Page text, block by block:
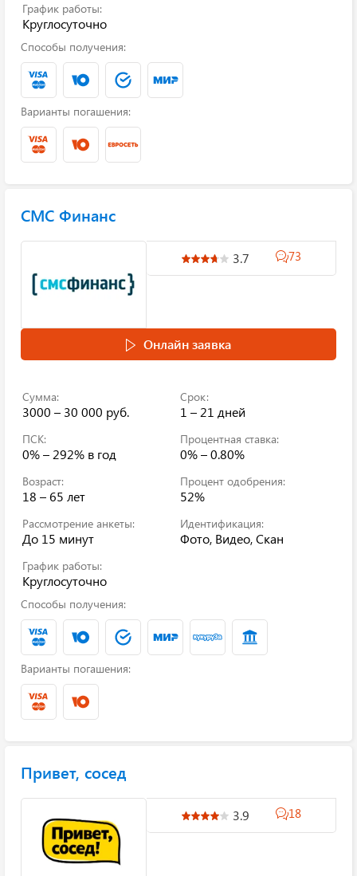
График работы:
Круглосуточно
Способы получения:
Варианты погашения:
СМС Финанс
3.7 73
Онлайн заявка
Сумма:
3000 – 30 000 руб.
Срок:
1 – 21 дней
ПСК:
0% – 292% в год
Процентная ставка:
0% – 0.80%
Возраст:
18 – 65 лет
Процент одобрения:
52%
Рассмотрение анкеты:
До 15 минут
Идентификация:
Фото, Видео, Скан
График работы:
Круглосуточно
Способы получения:
Варианты погашения:
Привет, сосед
3.9 18